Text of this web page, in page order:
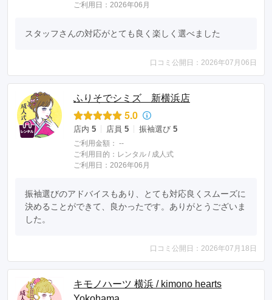
ご利用日：2026年06月
スタッフさんの対応がとても良く楽しく選べました
口コミ公開日：2026年07月06日
ふりそでシミズ 新横浜店
5.0
店内 5 店員 5 振袖選び 5
ご利用金額： --
ご利用目的： レンタル / 成人式
ご利用日：2026年06月
振袖選びのアドバイスもあり、とても対応良くスムーズに
決めることができて、良かったです。ありがとうございま
した。
口コミ公開日：2026年07月18日
キモノハーツ 横浜 / kimono hearts